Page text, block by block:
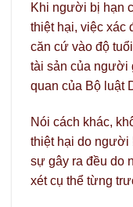
Khi người bị hạn
thiệt hại, việc xác
căn cứ vào độ
tài sản của người
quan của Bộ luật
Nói cách khác,
thiệt hại do người
sự gây ra đều do
xét cụ thể từng